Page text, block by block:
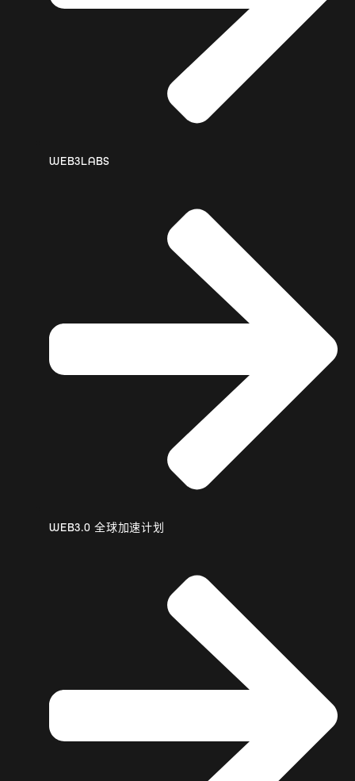
WEB3LABS
WEB3.0 全球加速计划